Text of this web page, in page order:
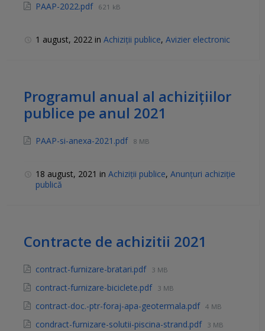
PAAP-2022.pdf 621 kB
1 august, 2022 in Achiziții publice, Avizier electronic
Programul anual al achizițiilor
publice pe anul 2021
PAAP-si-anexa-2021.pdf 8 MB
18 august, 2021 in Achiziții publice, Anunțuri achiziție
publică
Contracte de achizitii 2021
contract-furnizare-bratari.pdf 3 MB
contract-furnizare-biciclete.pdf 3 MB
contract-doc.-ptr-foraj-apa-geotermala.pdf 4 MB
condract-furnizare-solutii-piscina-strand.pdf 3 MB